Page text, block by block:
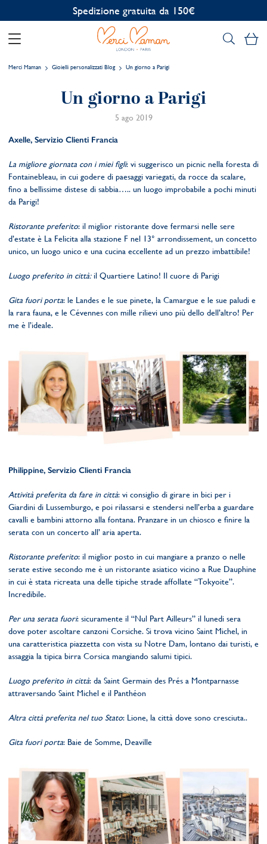
Spedizione gratuita da 150€
Il
Merci Maman Gioielli personalizzati Blog Un giorno a Parigi
Un giorno a Parigi
5 ago 2019
Axelle, Servizio Clienti Francia
La migliore giornata con i miei figli: vi suggerisco un picnic nella foresta di
Fontainebleau, in cui godere di paesaggi variegati, da rocce da scalare,
fino a bellissime distese di sabbia….. un luogo improbabile a pochi minuti
da Parigi!
Ristorante preferito: il miglior ristorante dove fermarsi nelle sere
d’estate è La Felicita alla stazione F nel 13° arrondissement, un concetto
unico, un luogo unico e una cucina eccellente ad un prezzo imbattibile!
Luogo preferito in città:il Quartiere Latino! Il cuore di Parigi
Gita fuori porta: le Landes e le sue pinete, la Camargue e le sue paludi e
la rara fauna, e le Cévennes con mille rilievi uno più dello dell’altro! Per
me è l’ideale.
Philippine, Servizio Clienti Francia
Attività preferita da fare in città: vi consiglio di girare in bici per i
Giardini di Lussemburgo, e poi rilassarsi e stendersi nell’erba a guardare
cavalli e bambini attorno alla fontana. Pranzare in un chiosco e finire la
serata con un concerto all’ aria aperta.
Ristorante preferito: il miglior posto in cui mangiare a pranzo o nelle
serate estive secondo me è un ristorante asiatico vicino a Rue Dauphine
in cui è stata ricreata una delle tipiche strade affollate “Tokyoite”.
Incredibile.
Per una serata fuori: sicuramente il “Nul Part Ailleurs” il lunedi sera
dove poter ascoltare canzoni Corsiche. Si trova vicino Saint Michel, in
una caratteristica piazzetta con vista su Notre Dam, lontano dai turisti, e
assaggia la tipica birra Corsica mangiando salumi tipici.
Luogo preferito in città: da Saint Germain des Prés a Montparnasse
attraversando Saint Michel e il Panthéon
Altra città preferita nel tuo Stato: Lione, la città dove sono cresciuta..
Gita fuori porta: Baie de Somme, Deaville